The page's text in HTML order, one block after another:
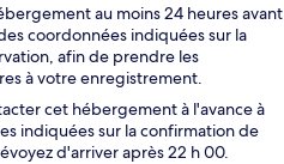
au moins 24 heures avant
coordonnées indiquées sur la
afin de prendre les
à votre enregistrement.
cet hébergement à l'avance à
indiquées sur la confirmation de
d'arriver après 22 h 00.